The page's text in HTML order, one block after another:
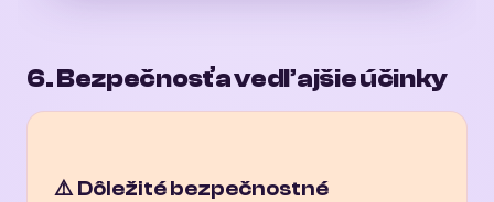
6. Bezpečnosť a vedľajšie účinky
⚠️ Dôležité bezpečnostné